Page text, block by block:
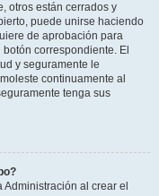
otros están cerrados y
puede unirse haciendo
de aprobación para
correspondiente. El
y seguramente le
continuamente al
tenga sus
al crear el